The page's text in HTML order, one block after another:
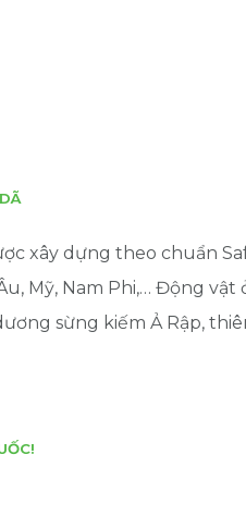
xây dựng theo chuẩn
Mỹ, Nam Phi,… Động
sừng kiếm Ả Rập,